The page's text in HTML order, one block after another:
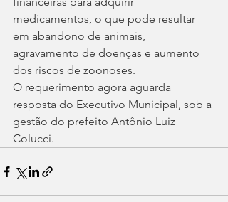
medicamentos, o que pode resultar
em abandono de animais,
agravamento de doenças e aumento
dos riscos de zoonoses.
O requerimento agora aguarda
resposta do Executivo Municipal, sob a
gestão do prefeito Antônio Luiz
Colucci.